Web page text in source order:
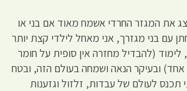
את המגזר החרדי אשמח מאוד אם בני או
עם בני מגזרך, אני מאחל לילדי קצת יותר
(להבדיל מחזרה אין סופית על חומר
אחד) ובעיקר הנאה ושמחה בעולם הזה, ובטח
תכנס לעולם של עבדות, זלזול וגזענות